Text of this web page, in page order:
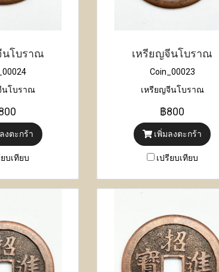
นโบราณ
นโบราณ
งตะกร้า
บเทียบ
เหรียญจีนโบราณ
Coin_00023
เหรียญจีนโบราณ
฿800
เพิ่มลงตะกร้า
เปรียบเทียบ